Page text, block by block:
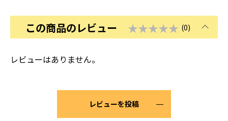
この商品のレビュー ★★★★★ (0)
レビューはありません。
レビューを投稿